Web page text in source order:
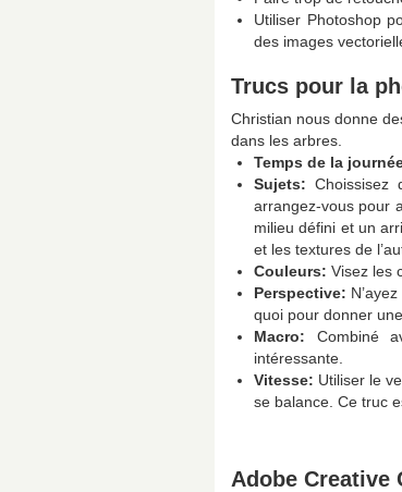
Utiliser Photoshop
des images
Trucs pour la
Christian nous donne
dans les arbres.
Temps de la
Sujets: Choissisez
arrangez-vous pour
milieu défini et un
et les textures de
Couleurs: Visez les
Perspective:
quoi pour donner
Macro: Combiné
intéressante.
Vitesse: Utiliser le
se balance. Ce truc
Adobe Creative